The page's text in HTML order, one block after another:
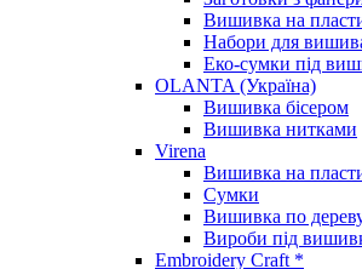
Вишивка на
Набори для
Еко-сумки під
OLANTA (Україна)
Вишивка бісером
Вишивка нитками
Virena
Вишивка на
Сумки
Вишивка по
Вироби під
Embroidery Craft *